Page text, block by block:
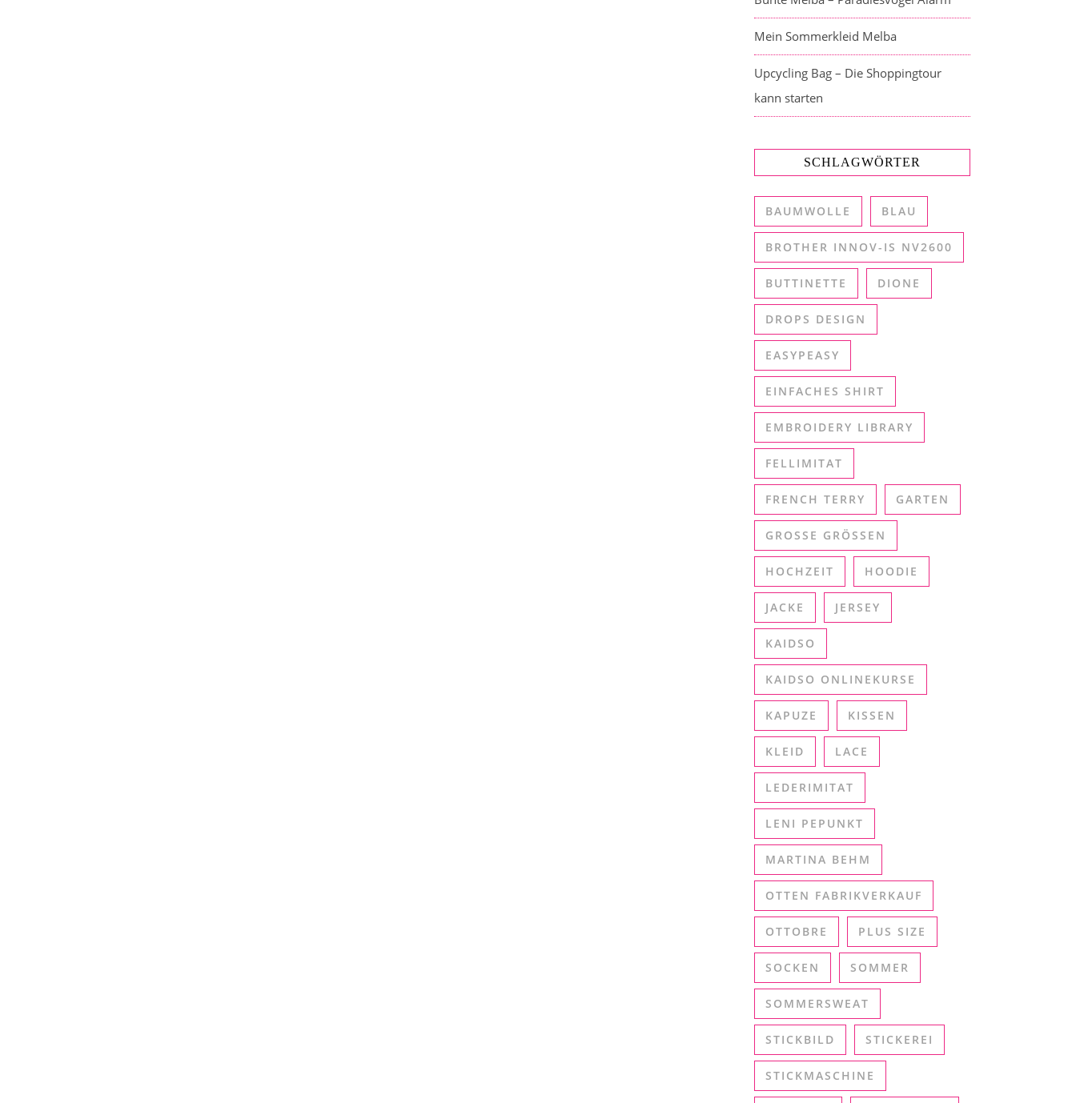
Mein Sommerkleid Melba
Upcycling Bag – Die Shoppingtour
kann starten
SCHLAGWÖRTER
BAUMWOLLE BLAU
BROTHER INNOV-IS NV2600
BUTTINETTE DIONE
DROPS DESIGN
EASYPEASY
EINFACHES SHIRT
EMBROIDERY LIBRARY
FELLIMITAT
FRENCH TERRY GARTEN
GROSSE GRÖSSEN
HOCHZEIT HOODIE
JACKE JERSEY
KAIDSO
KAIDSO ONLINEKURSE
KAPUZE KISSEN
KLEID LACE
LEDERIMITAT
LENI PEPUNKT
MARTINA BEHM
OTTEN FABRIKVERKAUF
OTTOBRE PLUS SIZE
SOCKEN SOMMER
SOMMERSWEAT
STICKBILD STICKEREI
STICKMASCHINE